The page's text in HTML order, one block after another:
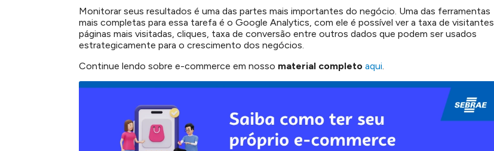
Monitorar seus resultados é uma das partes mais importantes do negócio. Uma das ferramentas
mais completas para essa tarefa é o Google Analytics, com ele é possível ver a taxa de visitantes,
páginas mais visitadas, cliques, taxa de conversão entre outros dados que podem ser usados
estrategicamente para o crescimento dos negócios.
Continue lendo sobre e-commerce em nosso material completo aqui